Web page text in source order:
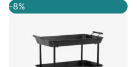
-8%
oprindelige
var:
2.625,00 kr..
aktuelle
er:
2.415,00 kr..